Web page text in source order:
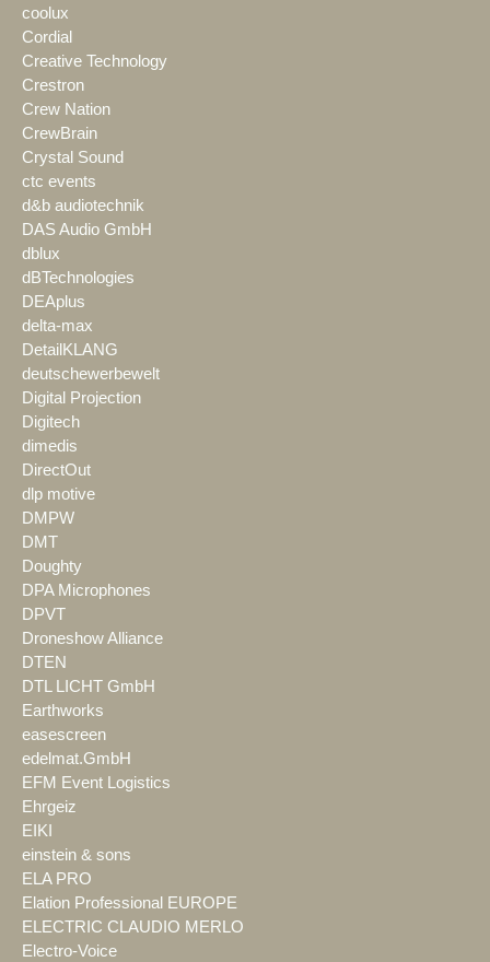
coolux
Cordial
Creative Technology
Crestron
Crew Nation
CrewBrain
Crystal Sound
ctc events
d&b audiotechnik
DAS Audio GmbH
dblux
dBTechnologies
DEAplus
delta-max
DetailKLANG
deutschewerbewelt
Digital Projection
Digitech
dimedis
DirectOut
dlp motive
DMPW
DMT
Doughty
DPA Microphones
DPVT
Droneshow Alliance
DTEN
DTL LICHT GmbH
Earthworks
easescreen
edelmat.GmbH
EFM Event Logistics
Ehrgeiz
EIKI
einstein & sons
ELA PRO
Elation Professional EUROPE
ELECTRIC CLAUDIO MERLO
Electro-Voice